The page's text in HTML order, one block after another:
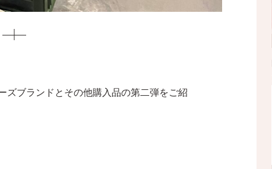
ズブランドとその他購入品の第二弾をご紹